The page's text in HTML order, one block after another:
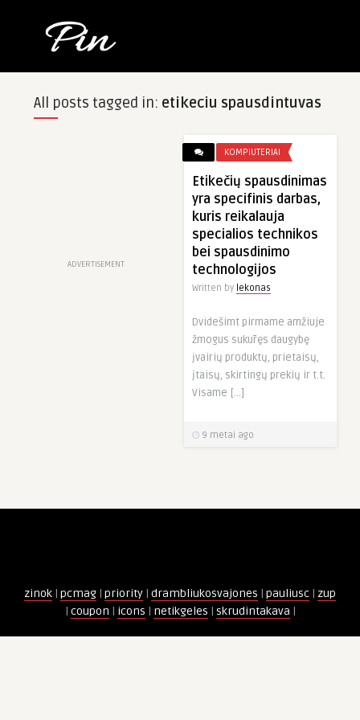
All posts tagged in: etikeciu spausdintuvas
ADVERTISEMENT
KOMPIUTERIAI
Etikečių spausdinimas
yra specifinis darbas,
kuris reikalauja
specialios technikos
bei spausdinimo
technologijos
Written by lekonas
Dvidešimt pirmame amžiuje
žmogus sukūręs daugybę
įvairių produktų, prietaisų,
įtaisų, skirtingų prekių ir t.t.
Visame […]
9 metai ago
zinok | pcmag | priority | drambliukosvajones | pauliusc | zup
| coupon | icons | netikgeles | skrudintakava |